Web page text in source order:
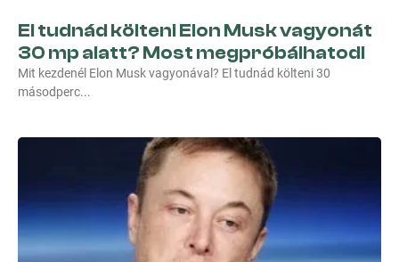
El tudnád költeni Elon Musk vagyonát
30 mp alatt? Most megpróbálhatod!
Mit kezdenél Elon Musk vagyonával? El tudnád költeni 30
másodperc